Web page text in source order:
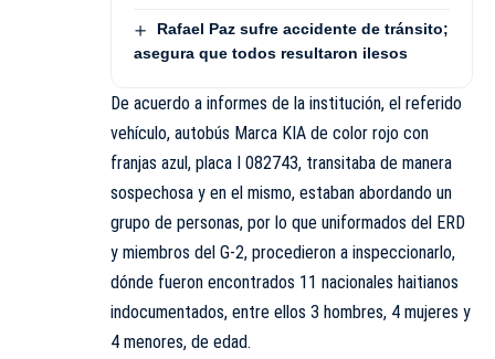
Rafael Paz sufre accidente de tránsito;
asegura que todos resultaron ilesos
De acuerdo a informes de la institución, el referido
vehículo, autobús Marca KIA de color rojo con
franjas azul, placa I 082743, transitaba de manera
sospechosa y en el mismo, estaban abordando un
grupo de personas, por lo que uniformados del ERD
y miembros del G-2, procedieron a inspeccionarlo,
dónde fueron encontrados 11 nacionales haitianos
indocumentados, entre ellos 3 hombres, 4 mujeres y
4 menores, de edad.